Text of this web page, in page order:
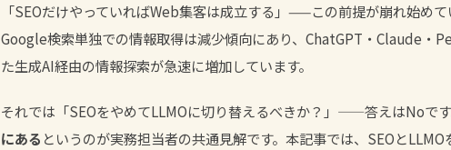
「SEOだけやっていればWeb集客は成立する」——この前提が崩れ始めて
Google検索単独での情報取得は減少傾向にあり、ChatGPT・Claude・
た生成AI経由の情報探索が急速に増加しています。
それでは「SEOをやめてLLMOに切り替えるべきか？」——答えはNoです
にある というのが実務担当者の共通見解です。本記事では、SEOと